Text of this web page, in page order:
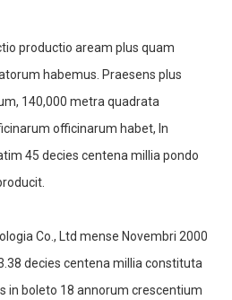
productio aream plus quam
habemus. Praesens plus
140,000 metra quadrata
officinarum habet, In
45 decies centena millia pondo
Co., Ltd mense Novembri 2000
decies centena millia constituta
in boleto 18 annorum crescentium